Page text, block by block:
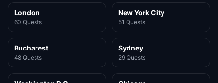
London
60 Quests
New York City
51 Quests
Bucharest
48 Quests
Sydney
29 Quests